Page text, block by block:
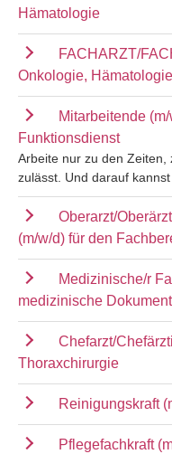
Hämatologie
FACHARZT/
Onkologie,
Mitarbeitende
Funktionsdienst
Arbeite nur zu den Zeiten,
zulässt. Und darauf
Oberarzt/
(m/w/d) für den
Medizinische/r
medizinische
Chefarzt/
Thoraxchirurgie
Reinigungskraft
Pflegefachkraft